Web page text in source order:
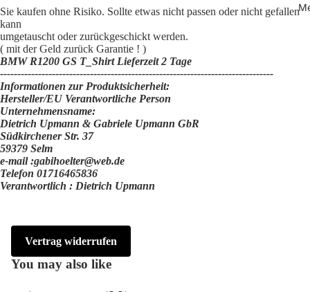
Sie kaufen ohne Risiko. Sollte etwas nicht passen oder nicht gefallen
kann
umgetauscht oder zurückgeschickt werden.
( mit der Geld zurück Garantie ! )
BMW R1200 GS T_Shirt Lieferzeit 2 Tage
-------------------------­­­------------------------------------------------------
Informationen zur Produktsicherheit:
Hersteller/EU Verantwortliche Person
Unternehmensname:
Dietrich Upmann & Gabriele Upmann GbR
Südkirchener Str. 37
59379 Selm
e-mail :gabihoelter@web.de
Telefon 01716465836
Verantwortlich : Dietrich Upmann
Vertrag widerrufen
You may also like
Widerrufsrecht